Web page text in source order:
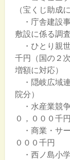
（宝くじ助成
・庁舎建設
敷設に係る調査
・ひとり親
千円（国の２
増額に対応）
・隠岐広域
院分）
・水産業競
０，０００千円
・商業・サ
０００千円
・西ノ島小